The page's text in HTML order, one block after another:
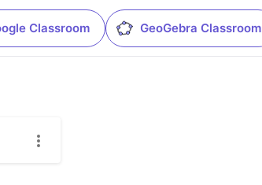
Classroom GeoGebra Classroom